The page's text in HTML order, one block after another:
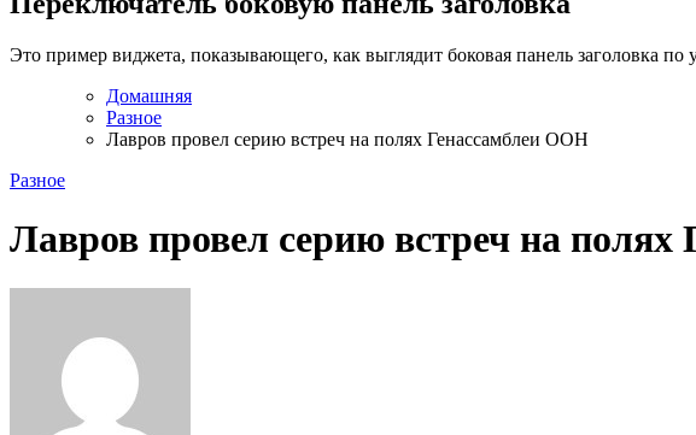
Это пример виджета, показывающего, как выглядит боковая панель заголовка
Домашняя
Разное
Лавров провел серию встреч на полях Генассамблеи ООН
Разное
Лавров провел серию встреч на